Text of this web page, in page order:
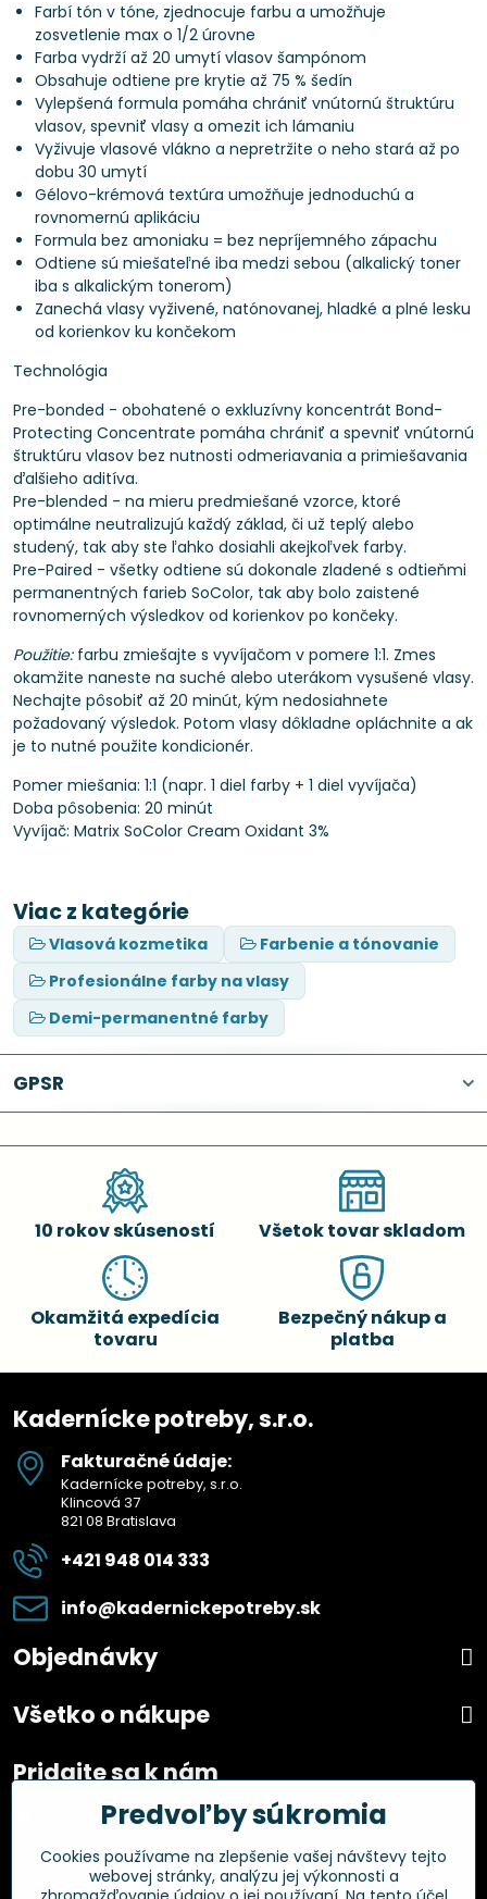
Farbí tón v tóne, zjednocuje farbu a umožňuje
zosvetlenie max o 1/2 úrovne
Farba vydrží až 20 umytí vlasov šampónom
Obsahuje odtiene pre krytie až 75 % šedín
Vylepšená formula pomáha chrániť vnútornú štruktúru
vlasov, spevniť vlasy a omezit ich lámaniu
Vyživuje vlasové vlákno a nepretržite o neho stará až po
dobu 30 umytí
Gélovo-krémová textúra umožňuje jednoduchú a
rovnomernú aplikáciu
Formula bez amoniaku = bez nepríjemného zápachu
Odtiene sú miešateľné iba medzi sebou (alkalický toner
iba s alkalickým tonerom)
Zanechá vlasy vyživené, natónovanej, hladké a plné lesku
od korienkov ku končekom
Technológia
Pre-bonded - obohatené o exkluzívny koncentrát Bond-
Protecting Concentrate pomáha chrániť a spevniť vnútornú
štruktúru vlasov bez nutnosti odmeriavania a primiešavania
ďalšieho aditíva.
Pre-blended - na mieru predmiešané vzorce, ktoré
optimálne neutralizujú každý základ, či už teplý alebo
studený, tak aby ste ľahko dosiahli akejkoľvek farby.
Pre-Paired - všetky odtiene sú dokonale zladené s odtieňmi
permanentných farieb SoColor, tak aby bolo zaistené
rovnomerných výsledkov od korienkov po končeky.
Použitie:farbu zmiešajte s vyvíjačom v pomere 1:1. Zmes
okamžite naneste na suché alebo uterákom vysušené vlasy.
Nechajte pôsobiť až 20 minút, kým nedosiahnete
požadovaný výsledok. Potom vlasy dôkladne opláchnite a ak
je to nutné použite kondicionér.
Pomer miešania: 1:1 (napr. 1 diel farby + 1 diel vyvíjača)
Doba pôsobenia: 20 minút
Vyvíjač: Matrix SoColor Cream Oxidant 3%
Viac z kategórie
Vlasová kozmetika
Farbenie a tónovanie
Profesionálne farby na vlasy
Demi-permanentné farby
GPSR
10 rokov skúseností Všetok tovar skladom
Okamžitá expedícia
tovaru
Bezpečný nákup a
platba
Kadernícke potreby, s.r.o.
Fakturačné údaje:
Kadernícke potreby, s.r.o.
Klincová 37
821 08 Bratislava
+421 948 014 333
info​@kadernickepotreby​.sk
Objednávky
Všetko o nákupe
Pridajte sa k nám
FacebookPredvoľby súkromia
Cookies používame na zlepšenie vašej návštevy tejto
webovej stránky, analýzu jej výkonnosti a